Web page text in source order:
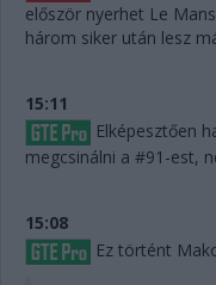
először nyerhet Le
három siker után lesz
15:11
Elképesztően
megcsinálni a #91-est,
15:08
Ez történt